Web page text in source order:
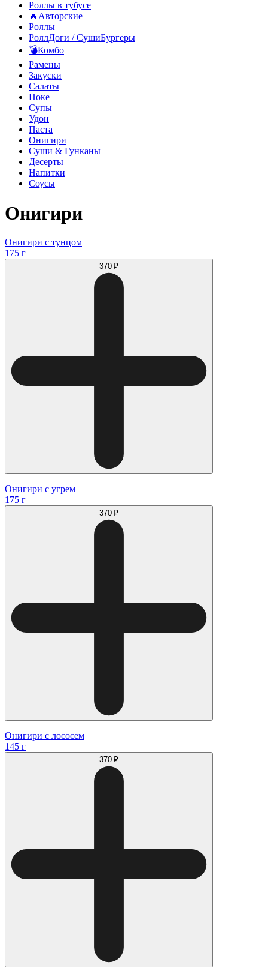
Роллы в тубусе
🔥Авторские
Роллы
РоллДоги / СушиБургеры
💣Комбо
Рамены
Закуски
Салаты
Поке
Супы
Удон
Паста
Онигири
Суши & Гунканы
Десерты
Напитки
Соусы
Онигири
Онигири с тунцом
175 г
370 ₽
Онигири с угрем
175 г
370 ₽
Онигири с лососем
145 г
370 ₽